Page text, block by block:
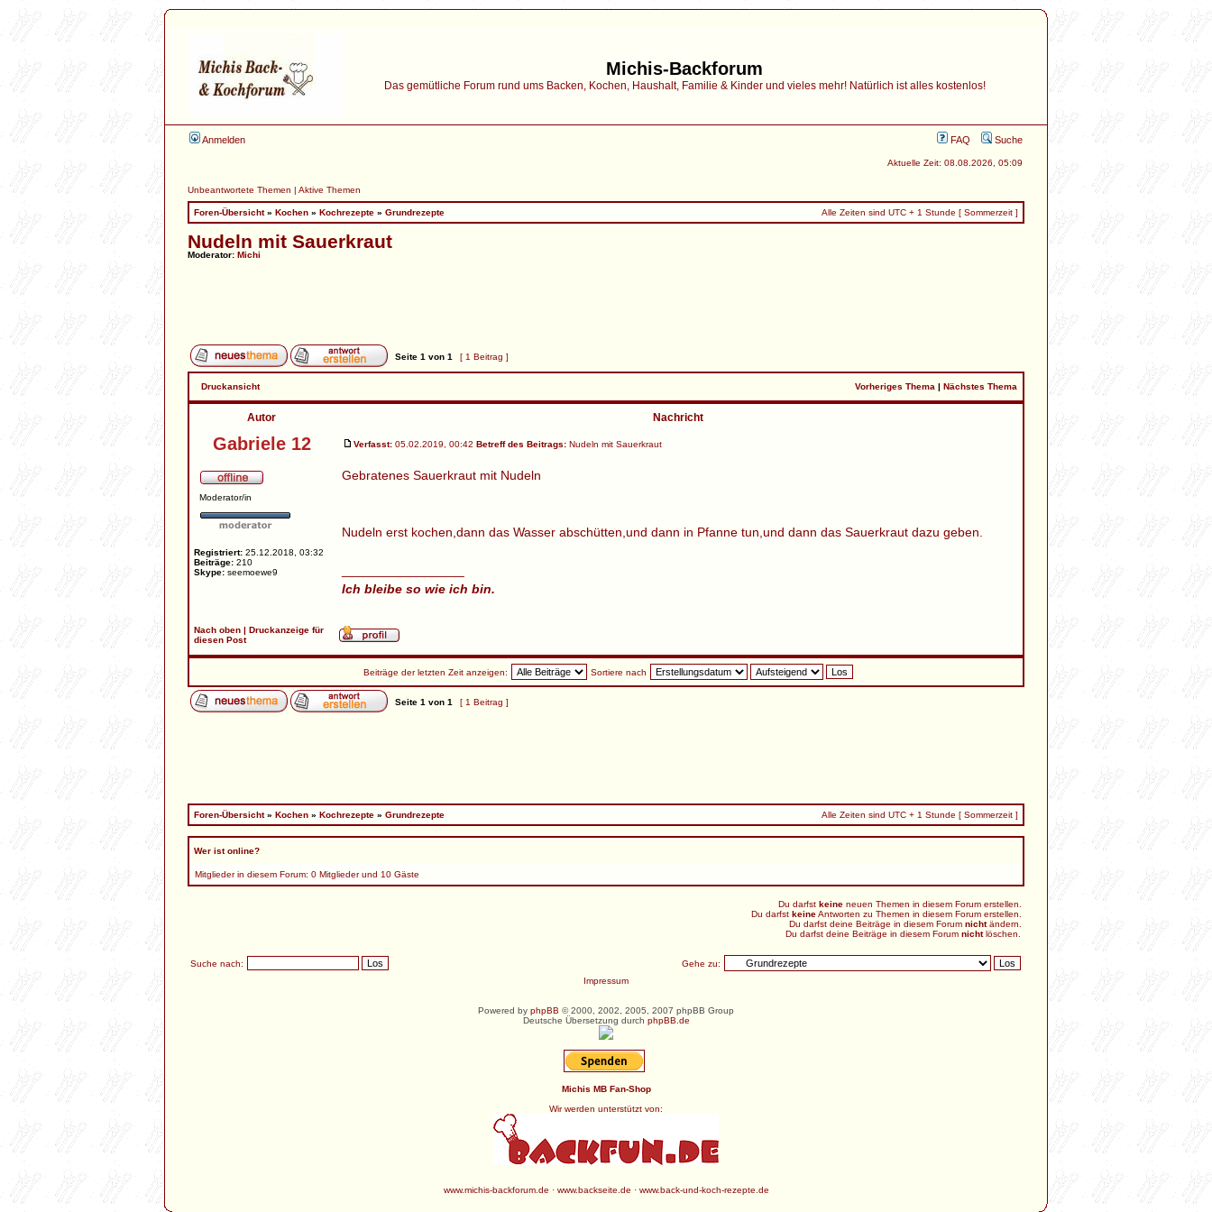
Michis-Backforum
Das gemütliche Forum rund ums Backen, Kochen, Haushalt, Familie & Kinder und vieles mehr! Natürlich ist alles kostenlos!
Anmelden FAQ Suche
Aktuelle Zeit: 08.08.2026, 05:09
Unbeantwortete Themen | Aktive Themen
Foren-Übersicht» Kochen » Kochrezepte » Grundrezepte Alle Zeiten sind UTC + 1 Stunde [ Sommerzeit ]
Nudeln mit Sauerkraut
Moderator: Michi
Seite 1 von 1 [ 1 Beitrag ]
Druckansicht Vorheriges Thema | Nächstes Thema
Autor Nachricht
Gabriele 12 Verfasst: 05.02.2019, 00:42 Betreff des Beitrags: Nudeln mit Sauerkraut
Moderator/in
Registriert: 25.12.2018, 03:32
Beiträge: 210
Skype: seemoewe9
Gebratenes Sauerkraut mit Nudeln
Nudeln erst kochen,dann das Wasser abschütten,und dann in Pfanne tun,und dann das Sauerkraut dazu geben.
Ich bleibe so wie ich bin.
Nach oben | Druckanzeige für
diesen Post
Beiträge der letzten Zeit anzeigen: Sortiere nach
Seite 1 von 1 [ 1 Beitrag ]
Foren-Übersicht» Kochen » Kochrezepte » Grundrezepte Alle Zeiten sind UTC + 1 Stunde [ Sommerzeit ]
Wer ist online?
Mitglieder in diesem Forum: 0 Mitglieder und 10 Gäste
Du darfst keine neuen Themen in diesem Forum erstellen.
Du darfst keineAntworten zu Themen in diesem Forum erstellen.
Du darfst deine Beiträge in diesem Forum nichtändern.
Du darfst deine Beiträge in diesem Forum nichtlöschen.
Suche nach:
Gehe zu:
Impressum
Powered by phpBB © 2000, 2002, 2005, 2007 phpBB Group
Deutsche Übersetzung durch phpBB.de
Michis MB Fan-Shop
Wir werden unterstützt von:
www.michis-backforum.de · www.backseite.de · www.back-und-koch-rezepte.de